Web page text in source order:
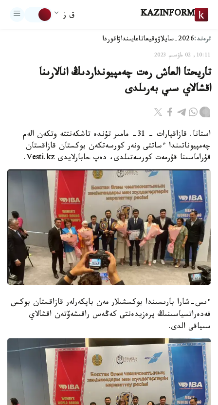
KAZINFORM ق ز
ترەند:2026-سايلاۋ وقيعاتاعايىنداۋاقوردا
10:11, 02 ماۋسىم 2023
تاريحتا العاش رەت چەمپيونداردىڭ انالارىنا
اقشالاي سىي بەرىلدى
استانا. قازاقپارات – 31- مامىر تۇندە تاشكەنتتە وتكەن الەم
چەمپيوناتىندا ءساتتى ونەر كورسەتكەن بوكستان قازاقستان
قۇراماسىنا قۇرمەت كورسەتىلدى، دەپ حابارلايدى Vesti.kz.
ءىس-شارا بارىسىندا بوكسشىلار مەن باپكەرلەر قازاقستان بوكس
فەدەراتسياسىنىڭ پرەزيدەنتى كەڭەس راقىشەۆتەن اقشالاي
سىياقى الدى.